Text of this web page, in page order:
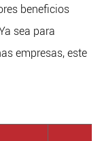
beneficios
sea para
empresas, este